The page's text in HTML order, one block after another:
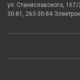
ул. Станиславского,
30-81, 263-30-84